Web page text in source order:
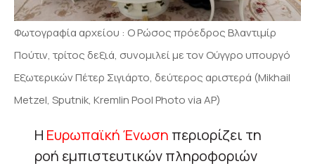
Φωτογραφία αρχείου : Ο Ρώσος πρόεδρος Βλαντιμίρ
Πούτιν, τρίτος δεξιά, συνομιλεί με τον Ούγγρο υπουργό
Εξωτερικών Πέτερ Σιγιάρτο, δεύτερος αριστερά (Mikhail
Metzel, Sputnik, Kremlin Pool Photo via AP)
Η Ευρωπαϊκή Ένωση περιορίζει τη
ροή εμπιστευτικών πληροφοριών